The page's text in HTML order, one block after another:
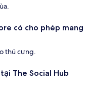
có cho phép mang
thú cưng.
The Social Hub